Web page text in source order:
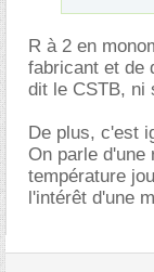
R à 2 en
fabricant et de
dit le CSTB, ni
De plus, c'est
On parle d'une
température
l'intérêt d'une